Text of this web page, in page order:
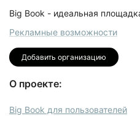
Big Book - идеальная
Рекламные возможности
Добавить организацию
О проекте:
Big Book для пользователей